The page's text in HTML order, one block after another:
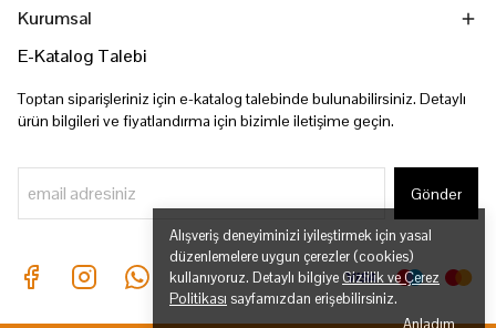
Alışveriş deneyiminizi iyileştirmek için yasal
düzenlemelere uygun çerezler (cookies)
kullanıyoruz. Detaylı bilgiye Gizlilik ve Çerez
Politikası sayfamızdan erişebilirsiniz.
Anladım
Kurumsal
E-Katalog Talebi
Toptan siparişleriniz için e-katalog talebinde bulunabilirsiniz. Detaylı
ürün bilgileri ve fiyatlandırma için bizimle iletişime geçin.
Gönder